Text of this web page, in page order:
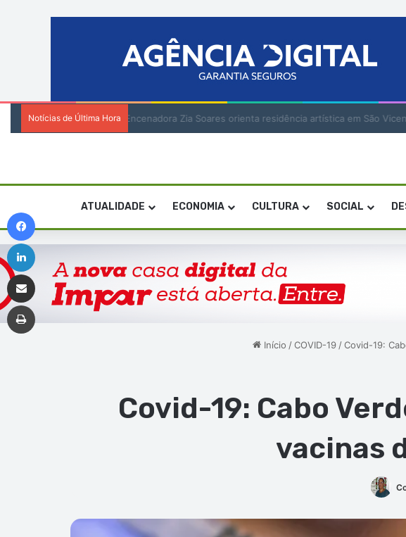
Notícias de Última Hora Encenadora Zia Soares orienta residência artística em São
ATUALIDADE ECONOMIA CULTURA SOCIAL
Início /COVID-19/Covid-19:
Covid-19: Cabo
vacinas
Linkedin
Imprimir